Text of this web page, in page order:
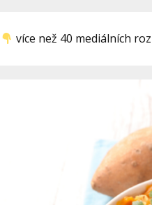
více než 40 mediálních